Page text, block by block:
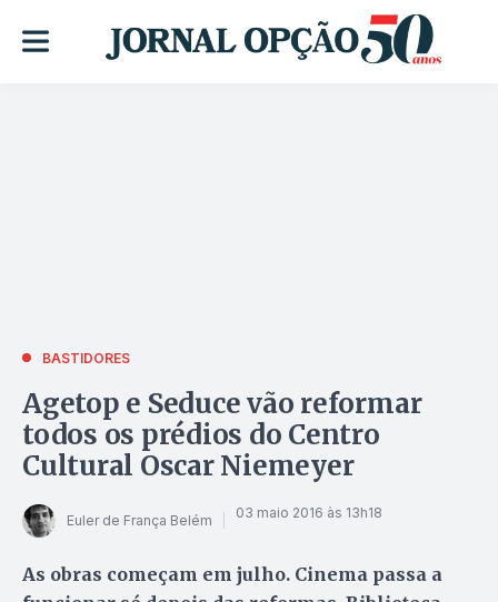
BASTIDORES
Agetop e Seduce vão reformar
todos os prédios do Centro
Cultural Oscar Niemeyer
Euler de França Belém 03 maio 2016 às 13h18
As obras começam em julho. Cinema passa a